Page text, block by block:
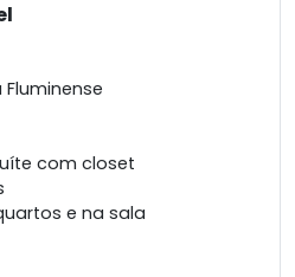
Fluminense
com closet
e na sala